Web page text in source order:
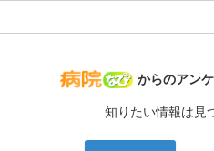
病院なび
からのアン
知りたい情報は見